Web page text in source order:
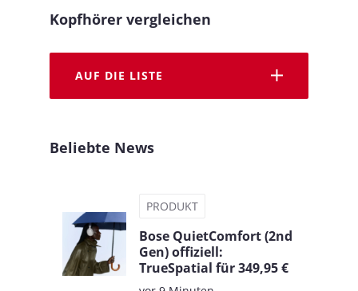
Kopfhörer vergleichen
AUF DIE LISTE
Beliebte News
PRODUKT
Bose QuietComfort (2nd
Gen) offiziell:
TrueSpatial für 349,95 €